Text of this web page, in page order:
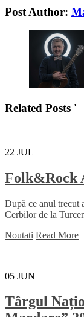
Post Author:
Related Posts '
22 JUL
Folk&Rock
După ce anul trecut
Cerbilor de la
Noutati Read More
05 JUN
Târgul